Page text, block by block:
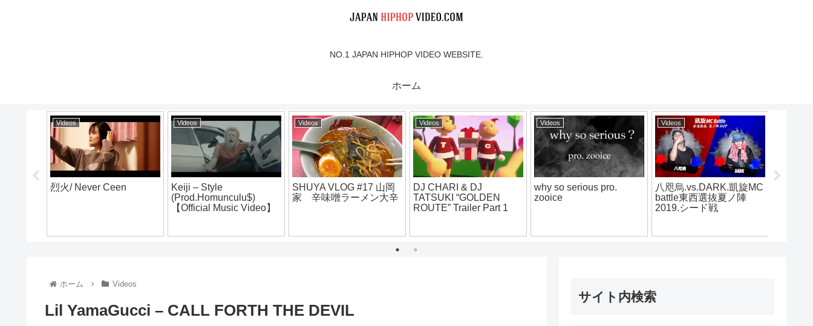
NO.1 JAPAN HIPHOP VIDEO WEBSITE.
ホーム
Videos
烈火/ Never Ceen
Videos
Keiji – Style
(Prod.Homunculu$)
【Official Music Video】
Videos
SHUYA VLOG #17 山岡
家 辛味噌ラーメン大辛
Videos
DJ CHARI & DJ
TATSUKI “GOLDEN
ROUTE” Trailer Part 1
Videos
why so serious pro.
zooice
Videos
八咫烏.vs.DARK.凱旋MC
battle東西選抜夏ノ陣
2019.シード戦
ホーム Videos
Lil YamaGucci – CALL FORTH THE DEVIL
サイト内検索